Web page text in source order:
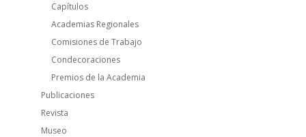
Capítulos
Academias Regionales
Comisiones de Trabajo
Condecoraciones
Premios de la Academia
Publicaciones
Revista
Museo